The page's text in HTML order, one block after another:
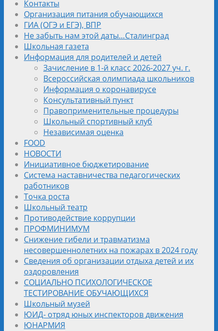
Контакты
Организация питания обучающихся
ГИА (ОГЭ и ЕГЭ), ВПР
Не забыть нам этой даты…Сталинград
Школьная газета
Информация для родителей и детей
Зачисление в 1-й класс 2026-2027 уч. г.
Всероссийская олимпиада школьников
Информация о коронавирусе
Консультативный пункт
Правоприменительные процедуры
Школьный спортивный клуб
Независимая оценка
FOOD
НОВОСТИ
Инициативное бюджетирование
Система наставничества педагогических
работников
Точка роста
Школьный театр
Противодействие коррупции
ПРОФМИНИМУМ
Снижение гибели и травматизма
несовершеннолетних на пожарах в 2024 году
Сведения об организации отдыха детей и их
оздоровления
СОЦИАЛЬНО ПСИХОЛОГИЧЕСКОЕ
ТЕСТИРОВАНИЕ ОБУЧАЮЩИХСЯ
Школьный музей
ЮИД- отряд юных инспекторов движения
ЮНАРМИЯ